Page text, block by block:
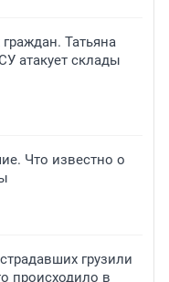
Татьяна
атакует склады
Что известно о
грузили
происходило в